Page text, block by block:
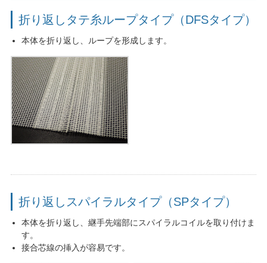
折り返しタテ糸ループタイプ（DFSタイプ）
本体を折り返し、ループを形成します。
折り返しスパイラルタイプ（SPタイプ）
本体を折り返し、継手先端部にスパイラルコイルを取り付けま
す。
接合芯線の挿入が容易です。